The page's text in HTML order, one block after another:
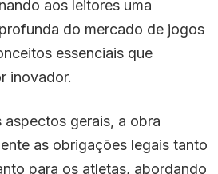
aos leitores uma
do mercado de jogos
essenciais que
inovador.
aspectos gerais, a obra
as obrigações legais tanto
para os atletas, abordando